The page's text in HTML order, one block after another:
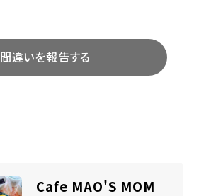
間違いを報告する
Cafe MAO'S MOM